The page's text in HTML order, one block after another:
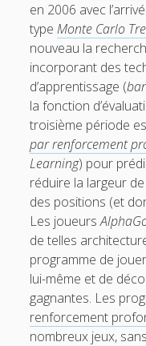
en 2006 avec
typeMonte Carlo
nouveau la
incorporant des
d’apprentissage (
la fonction
troisième période
par renforcement
Learning) pour
réduire la largeur
des positions (et
Les joueurs
de telles
programme de
lui-même et de
gagnantes. Les
renforcement
nombreux jeux,